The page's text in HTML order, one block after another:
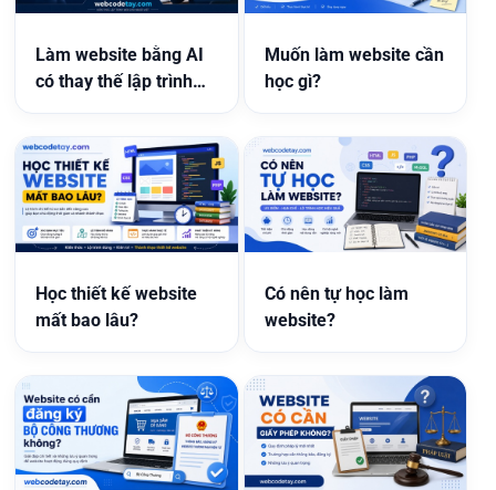
Làm website bằng AI
có thay thế lập trình
Muốn làm website cần
học gì?
Học thiết kế website
mất bao lâu?
Có nên tự học làm
website?